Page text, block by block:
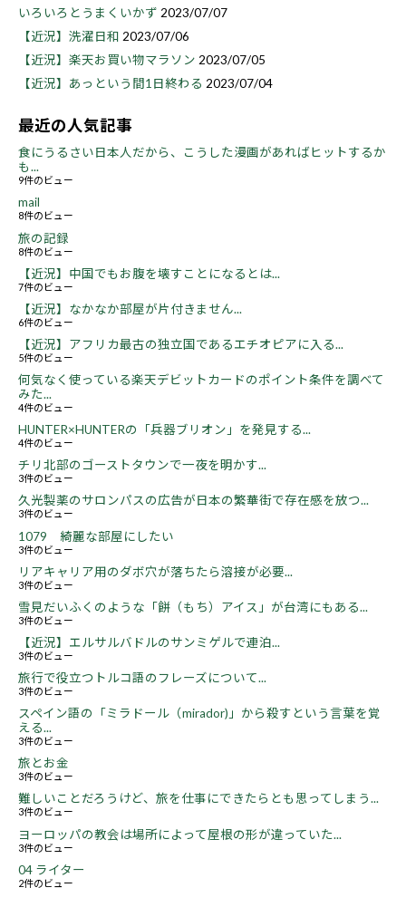
いろいろとうまくいかず 2023/07/07
【近況】洗濯日和 2023/07/06
【近況】楽天お買い物マラソン 2023/07/05
【近況】あっという間1日終わる 2023/07/04
最近の人気記事
食にうるさい日本人だから、こうした漫画があればヒットするか
も...
9件のビュー
mail
8件のビュー
旅の記録
8件のビュー
【近況】中国でもお腹を壊すことになるとは...
7件のビュー
【近況】なかなか部屋が片付きません...
6件のビュー
【近況】アフリカ最古の独立国であるエチオピアに入る...
5件のビュー
何気なく使っている楽天デビットカードのポイント条件を調べて
みた...
4件のビュー
HUNTER×HUNTERの「兵器ブリオン」を発見する...
4件のビュー
チリ北部のゴーストタウンで一夜を明かす...
3件のビュー
久光製薬のサロンパスの広告が日本の繁華街で存在感を放つ...
3件のビュー
1079 綺麗な部屋にしたい
3件のビュー
リアキャリア用のダボ穴が落ちたら溶接が必要...
3件のビュー
雪見だいふくのような「餅（もち）アイス」が台湾にもある...
3件のビュー
【近況】エルサルバドルのサンミゲルで連泊...
3件のビュー
旅行で役立つトルコ語のフレーズについて...
3件のビュー
スペイン語の「ミラドール（mirador)」から殺すという言葉を覚
える...
3件のビュー
旅とお金
3件のビュー
難しいことだろうけど、旅を仕事にできたらとも思ってしまう...
3件のビュー
ヨーロッパの教会は場所によって屋根の形が違っていた...
3件のビュー
04 ライター
2件のビュー